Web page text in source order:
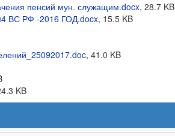
пенсий мун. служащим.docx, 28.7 KB
РФ -2016 ГОД.docx, 15.5 KB
, 41.0 KB
KB